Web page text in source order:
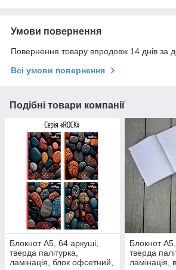
Умови повернення
Повернення товару впродовж 14 днів за
Всі умови повернення
Подібні товари компанії
Блокнот А5, 64 аркуші,
тверда палітурка,
ламінація, блок офсетний,
Блокнот
тверда
ламінація,